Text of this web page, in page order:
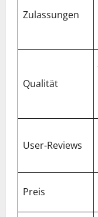
Zulassungen
Qualität
User-Reviews
Preis